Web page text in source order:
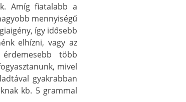
Amíg fiatalabb a
mennyiségű
így idősebb
elhízni, vagy az
több
mivel
gyakrabban
kb. 5 grammal